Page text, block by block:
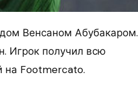
Венсаном Абубакаром.
Игрок получил всю
на Footmercato.